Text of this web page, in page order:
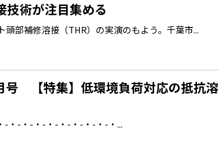
技術が注目集める
部補修溶接（THR）の実演のもよう。千葉市...
号 【特集】低環境負荷対応の抵抗溶
-・-・-・-・-・-・-・-・-・...